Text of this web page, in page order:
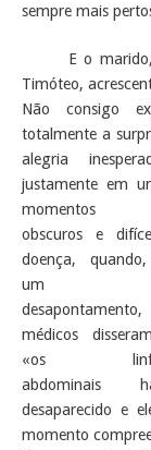
sempre mais
E o
Timóteo,
Não consigo
totalmente a
alegria
justamente em
momentos
obscuros e
doença,
um
médicos
«os
abdominais
desaparecido e
momento